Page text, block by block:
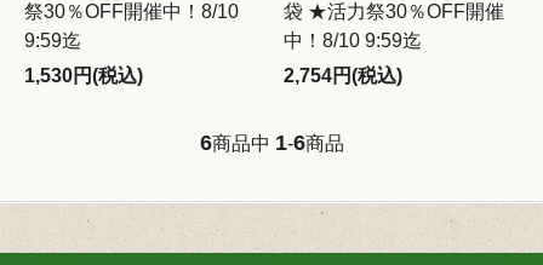
祭30％OFF開催中！8/10
9:59迄
1,530円(税込)
袋 ★活力祭30％OFF開催
中！8/10 9:59迄
2,754円(税込)
6商品中 1-6商品